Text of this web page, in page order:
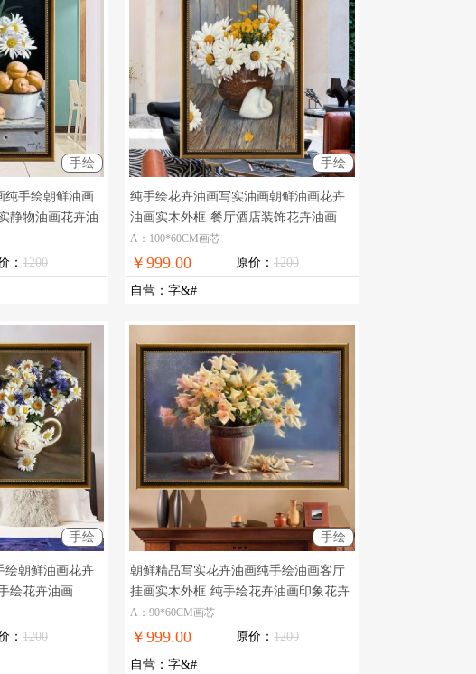
手绘
纯手绘朝鲜油画
静物油画花卉油
： 1200
手绘
纯手绘花卉油画写实油画朝鲜油画花卉
油画实木外框 餐厅酒店装饰花卉油画
A：100*60CM画芯
￥999.00 原价： 1200
自营 ： 字&#
手绘
绘朝鲜油画花卉
绘花卉油画
： 1200
手绘
朝鲜精品写实花卉油画纯手绘油画客厅
挂画实木外框 纯手绘花卉油画印象花卉
油画
A：90*60CM画芯
￥999.00 原价： 1200
自营 ： 字&#